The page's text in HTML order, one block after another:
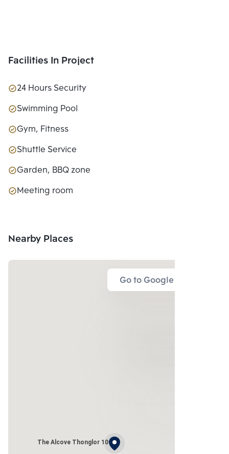
Facilities In Project
24 Hours Security
Swimming Pool
Gym, Fitness
Shuttle Service
Garden, BBQ zone
Meeting room
Nearby Places
Go to Google Map
The Alcove Thonglor 10